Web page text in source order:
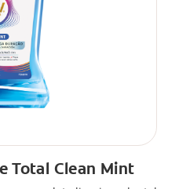
Total Clean Mint